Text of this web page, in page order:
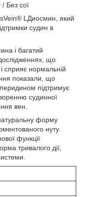
Без сої
LДиосмин, який
судин в
і багатий
що
сприяє нормальній
показали, що
підтримує
судинної
вен.
форму
нуту.
функції
тривалого дії,